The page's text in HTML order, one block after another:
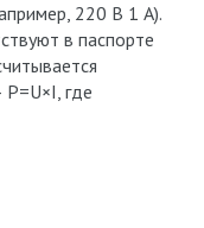
220 В 1 А).
в паспорте
где